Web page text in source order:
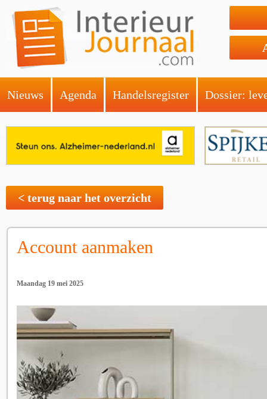
Nieuws Agenda Handelsregister Dossier:
< terug naar het overzicht
Account aanmaken
Maandag 19 mei 2025